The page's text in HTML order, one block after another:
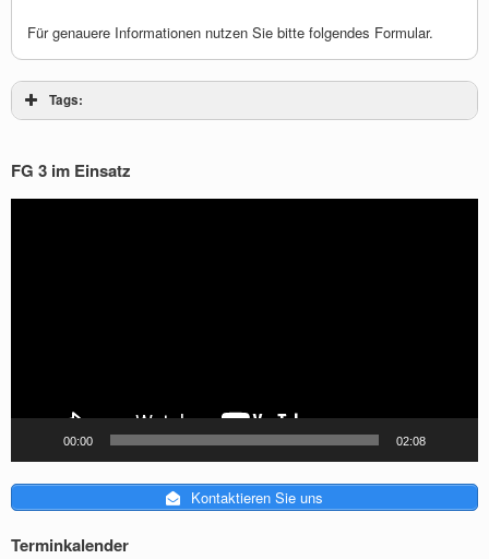
Für genauere Informationen nutzen Sie bitte folgendes Formular.
Tags:
FG 3 im Einsatz
00:00 02:08
Kontaktieren Sie uns
Terminkalender